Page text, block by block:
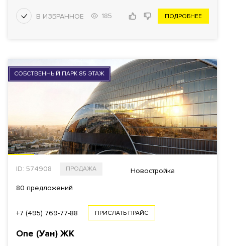
185 ПОДРОБНЕЕ
СОБСТВЕННЫЙ ПАРК 85 ЭТАЖ
ID: 574908 ПРОДАЖА Новостройка
80 предложений
+7 (495) 769-77-88 ПРИСЛАТЬ ПРАЙС
One (Уан) ЖК